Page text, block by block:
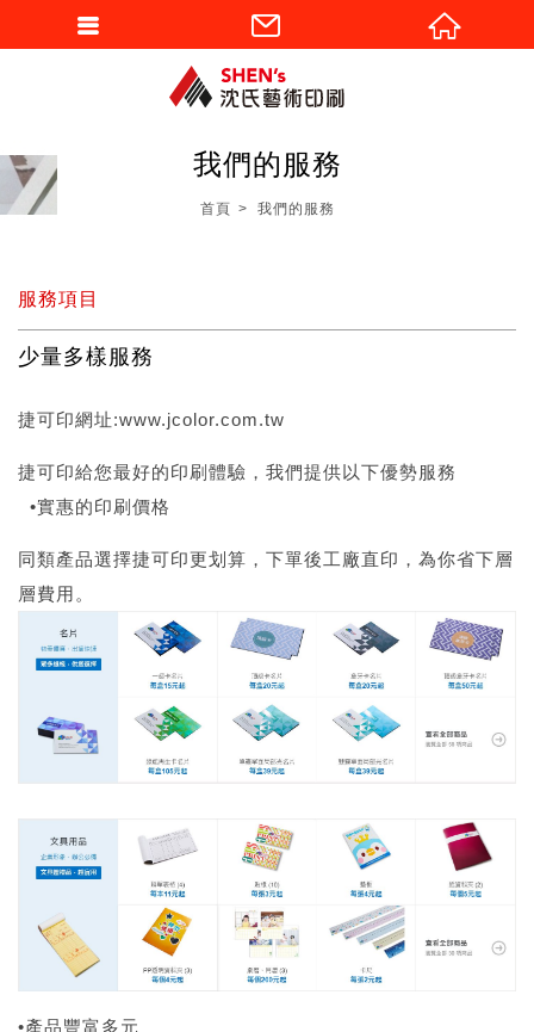
我們的服務
首頁 我們的服務
服務項目
少量多樣服務
捷可印網址:www.jcolor.com.tw
捷可印給您最好的印刷體驗，我們提供以下優勢服務
•實惠的印刷價格
同類產品選擇捷可印更划算，下單後工廠直印，為你省下層
層費用。
•產品豐富多元